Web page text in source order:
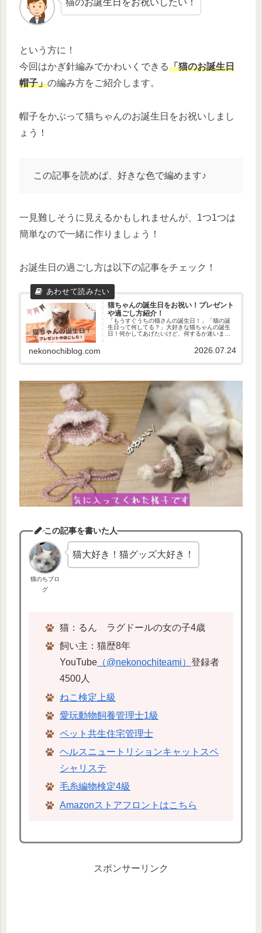
猫のお誕生日をお祝いしたい！
という方に！
今回はかぎ針編みでかわいくできる「猫のお誕生日
帽子」の編み方をご紹介します。
帽子をかぶって猫ちゃんのお誕生日をお祝いしまし
ょう！
この記事を読めば、好きな色で編めます♪
一見難しそうに見えるかもしれませんが、1つ1つは
簡単なので一緒に作りましょう！
お誕生日の過ごし方は以下の記事をチェック！
猫ちゃんの誕生日をお祝い！プレゼント
や過ごし方紹介！
「もうすぐうちの猫さんの誕生日！」「猫の誕
生日って何してる？」大好きな猫ちゃんの誕生
日！何かしてあげたいけど、何するか迷います
ました！ということで、今回は誕生日をどのよ
うに過ごしたのかご紹介します...
nekonochiblog.com 2026.07.24
この記事を書いた人
猫のちブロ
グ
猫大好き！猫グッズ大好き！
猫：るん ラグドールの女の子4歳
飼い主：猫歴8年
YouTube （@nekonochiteami）登録者
4500人
ねこ検定上級
愛玩動物飼養管理士1級
ペット共生住宅管理士
ヘルスニュートリションキャットスペ
シャリステ
毛糸編物検定4級
Amazonストアフロントはこちら
スポンサーリンク